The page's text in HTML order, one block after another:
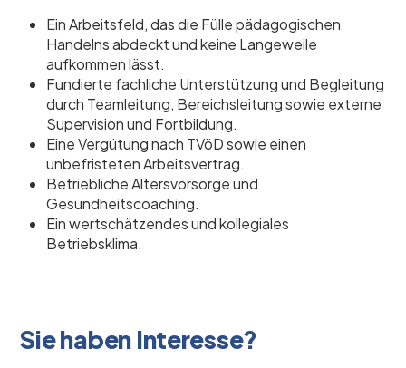
Ein Arbeitsfeld, das die Fülle pädagogischen
Handelns abdeckt und keine Langeweile
aufkommen lässt.
Fundierte fachliche Unterstützung und Begleitung
durch Teamleitung, Bereichsleitung sowie externe
Supervision und Fortbildung.
Eine Vergütung nach TVöD sowie einen
unbefristeten Arbeitsvertrag.
Betriebliche Altersvorsorge und
Gesundheitscoaching.
Ein wertschätzendes und kollegiales
Betriebsklima.
Sie haben Interesse?